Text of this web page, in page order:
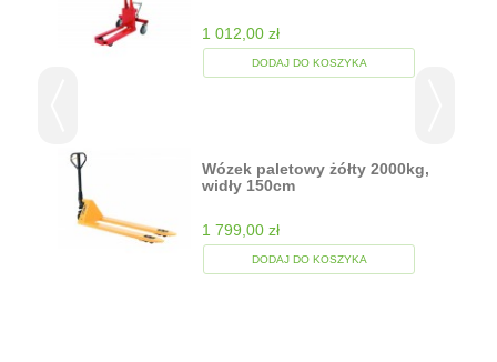
1 012,00 zł
DODAJ DO KOSZYKA
Wózek paletowy żółty 2000kg,
widły 150cm
1 799,00 zł
DODAJ DO KOSZYKA